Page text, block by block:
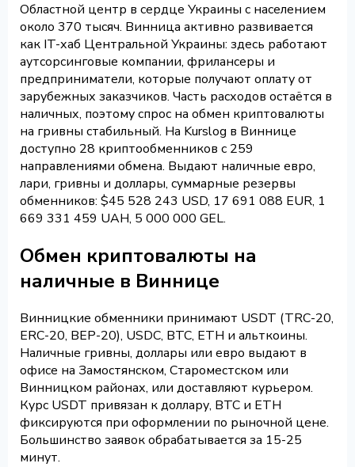
Областной центр в сердце Украины с населением
около 370 тысяч. Винница активно развивается
как IT-хаб Центральной Украины: здесь работают
аутсорсинговые компании, фрилансеры и
предприниматели, которые получают оплату от
зарубежных заказчиков. Часть расходов остаётся в
наличных, поэтому спрос на обмен криптовалюты
на гривны стабильный. На Kurslog в Виннице
доступно 28 криптообменников с 259
направлениями обмена. Выдают наличные евро,
лари, гривны и доллары, суммарные резервы
обменников: $45 528 243 USD, 17 691 088 EUR, 1
669 331 459 UAH, 5 000 000 GEL.
Обмен криптовалюты на
наличные в Виннице
Винницкие обменники принимают USDT (TRC-20,
ERC-20, BEP-20), USDC, BTC, ETH и альткоины.
Наличные гривны, доллары или евро выдают в
офисе на Замостянском, Староместском или
Винницком районах, или доставляют курьером.
Курс USDT привязан к доллару, BTC и ETH
фиксируются при оформлении по рыночной цене.
Большинство заявок обрабатывается за 15-25
минут.